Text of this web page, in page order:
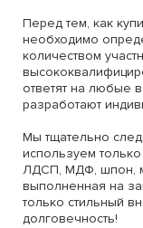
Перед тем, как
необходимо
количеством
ответят на любые
разработают
Мы тщательно
используем
ЛДСП, МДФ, шпон,
выполненная на
только стильный
долговечность!